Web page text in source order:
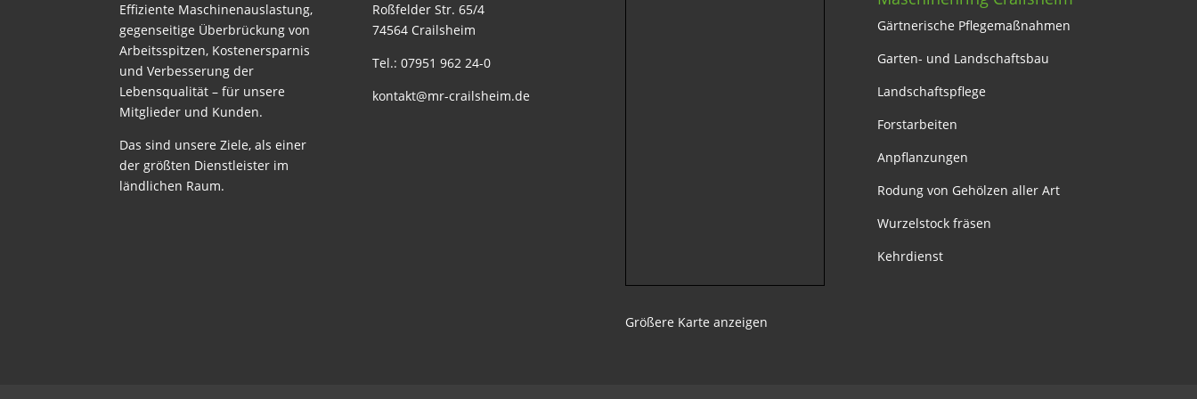
Effiziente Maschinenauslastung,
gegenseitige Überbrückung von
Arbeitsspitzen, Kostenersparnis
und Verbesserung der
Lebensqualität – für unsere
Mitglieder und Kunden.
Das sind unsere Ziele, als einer
der größten Dienstleister im
ländlichen Raum.
Roßfelder Str. 65/4
74564 Crailsheim
Tel.: 07951 962 24-0
kontakt@mr-crailsheim.de
Größere Karte anzeigen
Gärtnerische Pflegemaßnahmen
Garten- und Landschaftsbau
Landschaftspflege
Forstarbeiten
Anpflanzungen
Rodung von Gehölzen aller Art
Wurzelstock fräsen
Kehrdienst